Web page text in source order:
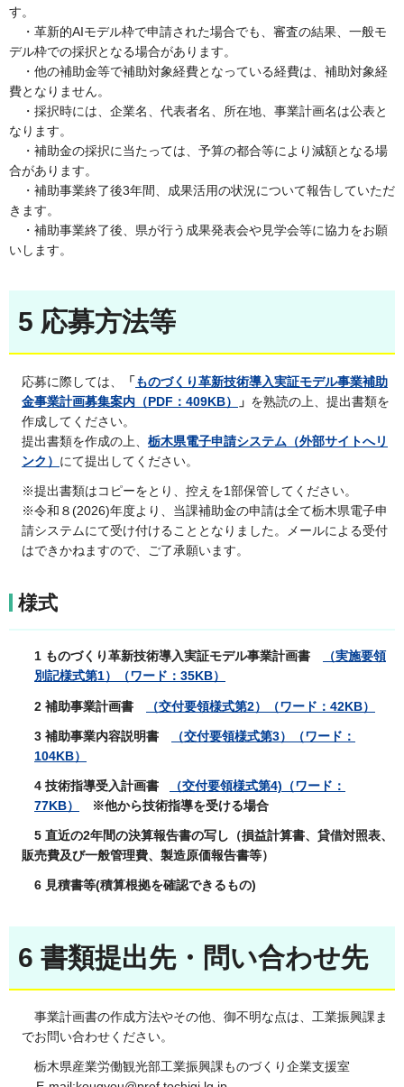
す。
・革新的AIモデル枠で申請された場合でも、審査の結果、一般モ
デル枠での採択となる場合があります。
・他の補助金等で補助対象経費となっている経費は、補助対象経
費となりません。
・採択時には、企業名、代表者名、所在地、事業計画名は公表と
なります。
・補助金の採択に当たっては、予算の都合等により減額となる場
合があります。
・補助事業終了後3年間、成果活用の状況について報告していただ
きます。
・補助事業終了後、県が行う成果発表会や見学会等に協力をお願
いします。
5 応募方法等
応募に際しては、 「ものづくり革新技術導入実証モデル事業補助
金事業計画募集案内（PDF：409KB）
」 を熟読の上、提出書類を
作成してください。
提出書類を作成の上、 栃木県電子申請システム（外部サイトへリ
ンク） にて提出してください。
※提出書類はコピーをとり、控えを1部保管してください。
※令和８(2026)年度より、当課補助金の申請は全て栃木県電子申
請システムにて受け付けることとなりました。メールによる受付
はできかねますので、ご了承願います。
様式
1 ものづくり革新技術導入実証モデル事業計画書
（実施要領
別記様式第1）
（ワード：35KB）
2 補助事業計画書 （交付要領様式第2） （ワード：42KB）
3 補助事業内容説明書 （交付要領様式第3）
（ワード：
104KB）
4 技術指導受入計画書 （交付要領様式第4) （ワード：
77KB）
※他から技術指導を受ける場合
5 直近の2年間の決算報告書の写し（損益計算書、貸借対照表、
販売費及び一般管理費、製造原価報告書等）
6 見積書等(積算根拠を確認できるもの)
6 書類提出先・問い合わせ先
事業計画書の作成方法やその他、御不明な点は、工業振興課ま
でお問い合わせください。
栃木県産業労働観光部工業振興課ものづくり企業支援室